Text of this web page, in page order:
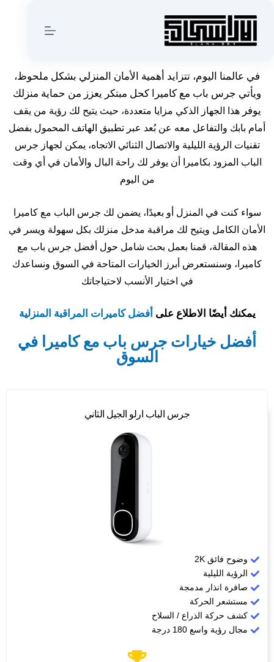
في عالمنا اليوم، تتزايد أهمية الأمان المنزلي بشكل ملحوظ،
ويأتي جرس باب مع كاميرا كحل مبتكر يعزز من حماية منزلك
يوفر هذا الجهاز الذكي مزايا متعددة، حيث يتيح لك رؤية من يقف
أمام بابك والتفاعل معه عنبُعد عبر تطبيق الهاتف المحمول بفضل
تقنيات الرؤية الليلية والاتصال الثنائي الاتجاه، يمكن لجهاز جرس
الباب المزود بكاميرا أن يوفر لك راحة البال والأمان في أي وقت
من اليوم
سواء كنت في المنزل أو بعيدًا، يضمن لك جرس الباب مع كاميرا
الأمان الكامل ويتيح لك مراقبة مدخل منزلك بكل سهولة ويسر في
هذه المقالة، قمنا بعمل بحث شامل حول أفضل جرس باب مع
كاميرا، وسنستعرض أبرز الخيارات المتاحة في السوق ونساعدك
في اختيار الأنسب لاحتياجاتك
يمكنك أيضًا الاطلاع على أفضل كاميرات المراقبة المنزلية
أفضل خيارات جرس باب مع كاميرا في
السوق
جرس الباب ارلو الجيل الثاني
وضوح فائق 2K
الرؤية الليلية
صافرة انذار مدمجة
مستشعر الحركة
كشف حركة الذراع / السلاح
مجال رؤية واسع 180 درجة